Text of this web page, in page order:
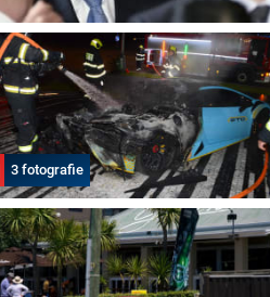
3 fotografie